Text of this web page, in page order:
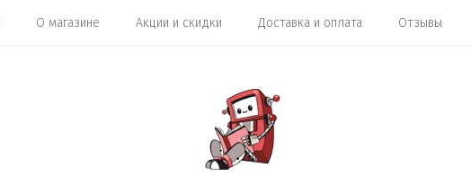
О магазине Акции и скидки Доставка и оплата Отзывы